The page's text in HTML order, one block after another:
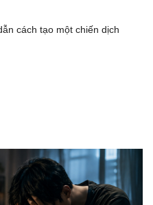
cách tạo một chiến dịch